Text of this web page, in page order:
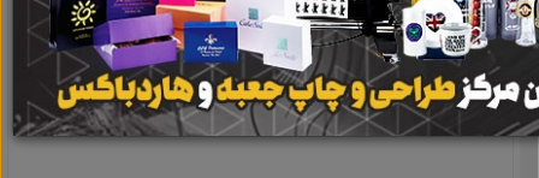
نتیجه ای یافت نشد